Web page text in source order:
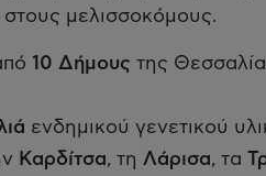
μελισσοκόμους.
10 Δήμους της
ενδημικού γενετικού
Καρδίτσα, τη Λάρισα, τα